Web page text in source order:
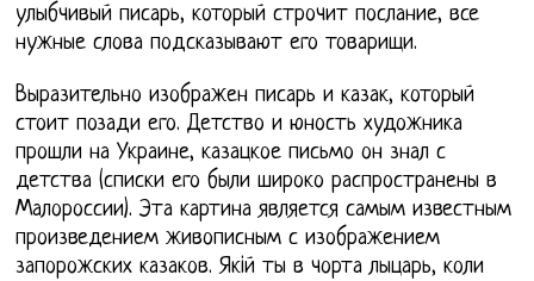
улыбчивый писарь, который строчит послание, все
нужные слова подсказывают его товарищи.
Выразительно изображен писарь и казак, который
стоит позади его. Детство и юность художника
прошли на Украине, казацкое письмо он знал с
детства (списки его были широко распространены в
Малороссии). Эта картина является самым известным
произведением живописным с изображением
запорожских казаков. Якiй ты в чорта лыцарь, коли